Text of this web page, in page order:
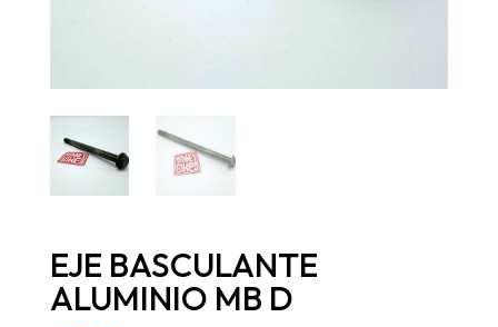
EJE BASCULANTE
ALUMINIO MB D